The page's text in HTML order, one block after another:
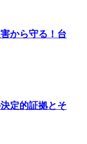
から守る！台
定的証拠とそ